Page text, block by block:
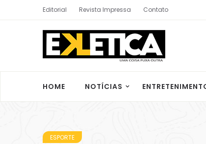
Editorial Revista Impressa Contato
HOME NOTÍCIAS
ESPORTE